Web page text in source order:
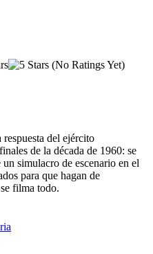
(No Ratings Yet)
del ejército
de la década de 1960: se
simulacro de escenario en el
para que hagan de
filma todo.